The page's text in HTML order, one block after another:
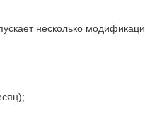
несколько